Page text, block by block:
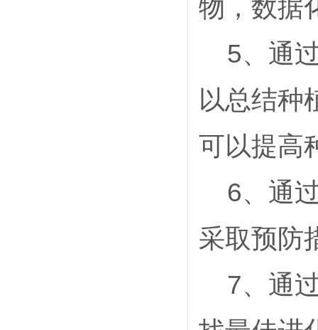
物，数据
5、通
以总结种
可以提高
6、通
采取预防
7、通